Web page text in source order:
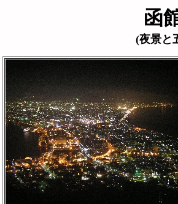
函
(夜景と五稜